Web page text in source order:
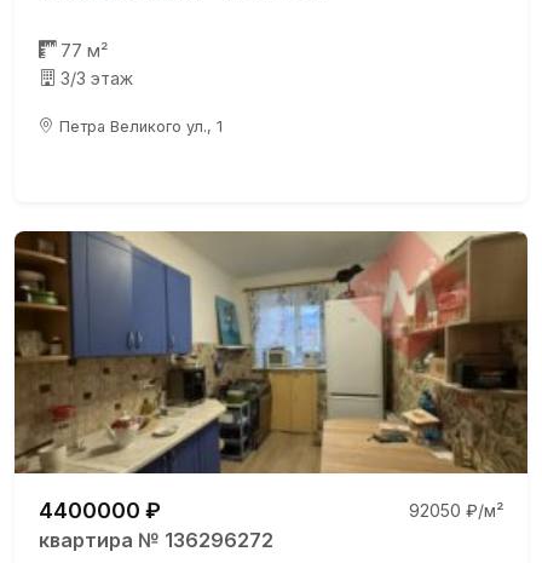
77 м²
3/3 этаж
Петра Великого ул., 1
4400000 ₽ 92050 ₽/м²
квартира № 136296272